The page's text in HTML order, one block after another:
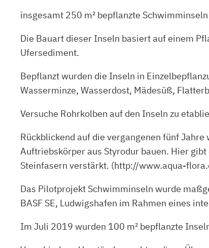
insgesamt 250 m² bepflanzte
Die Bauart dieser Inseln basiert auf einem
Ufersediment.
Bepflanzt wurden die Inseln in
Wasserminze, Wasserdost, Mädesüß,
Versuche Rohrkolben auf den Inseln zu
Rückblickend auf die vergangenen fünf
Auftriebskörper aus Styrodur bauen. Hier
Steinfasern verstärkt. (http://www.aqua-
Das Pilotprojekt Schwimminseln wurde
BASF SE, Ludwigshafen im Rahmen eines
Im Juli 2019 wurden 100 m² bepflanzte